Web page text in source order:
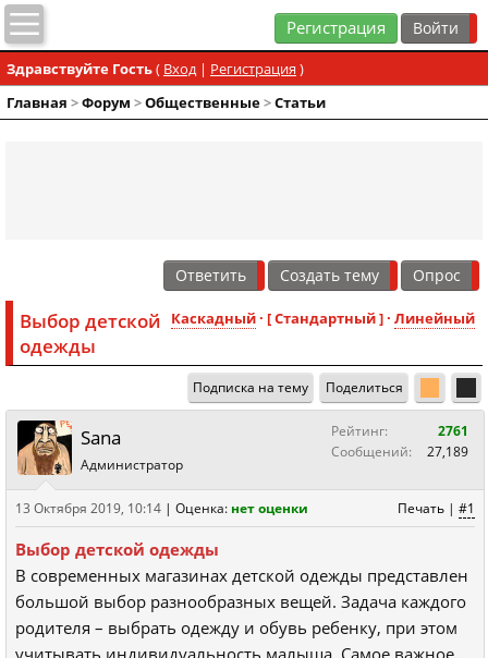
Регистрация
Здравствуйте Гость( Вход| Регистрация )
Главная >Форум >Общественные>Статьи
Ответить Создать тему Опрос
Каскадный· [ Стандартный ] · Линейный
Выбор детской
одежды
Подписка на тему Поделиться
Sana
Администратор
Рейтинг:
2761
Сообщений:
27,189
Печать | #1
13 Октября 2019, 10:14 | Оценка: нет оценки
Выбор детской одежды
В современных магазинах детской одежды представлен
большой выбор разнообразных вещей. Задача каждого
родителя – выбрать одежду и обувь ребенку, при этом